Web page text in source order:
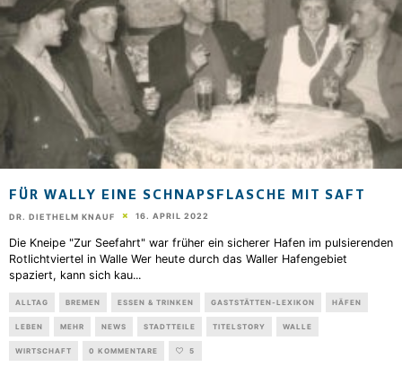
FÜR WALLY EINE SCHNAPSFLASCHE MIT SAFT
DR. DIETHELM KNAUF 16. APRIL 2022
Die Kneipe "Zur Seefahrt" war früher ein sicherer Hafen im pulsierenden
Rotlichtviertel in Walle Wer heute durch das Waller Hafengebiet
spaziert, kann sich kau...
ALLTAG BREMEN ESSEN & TRINKEN GASTSTÄTTEN-LEXIKON HÄFEN
LEBEN MEHR NEWS STADTTEILE TITELSTORY WALLE
WIRTSCHAFT 0 KOMMENTARE 5